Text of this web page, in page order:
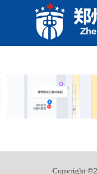
Copyright